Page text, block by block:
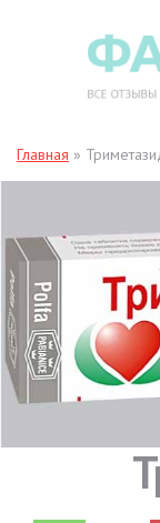
Главная »